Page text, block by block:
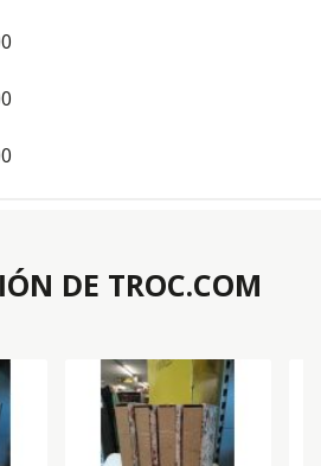
DE TROC.COM